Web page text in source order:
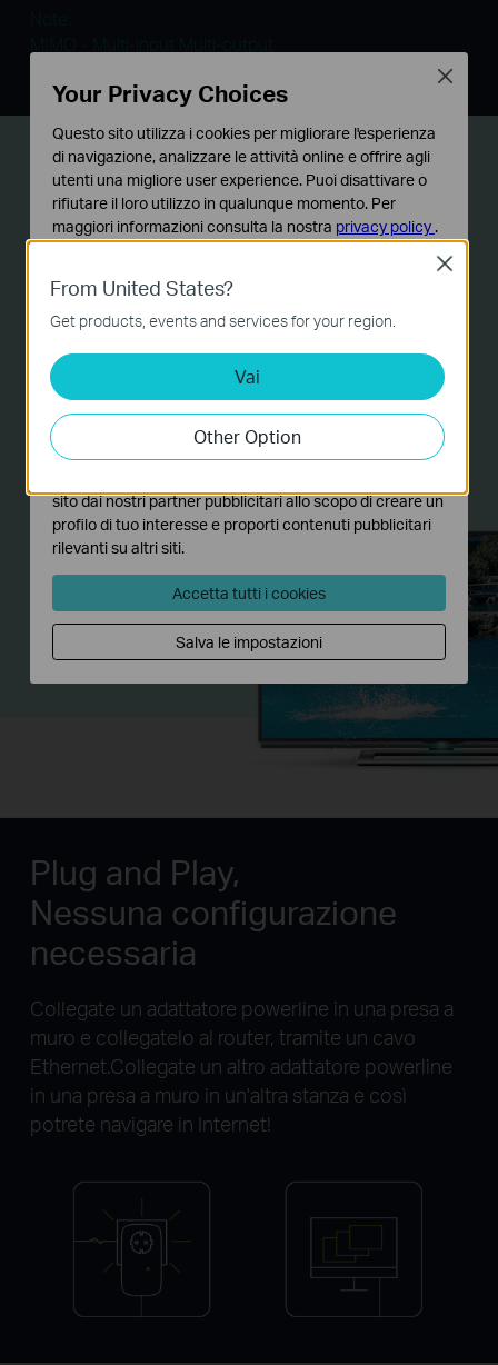
Porta Gigabitper
massimizzare la connettività
PA8010P KIT consente di collegare un
dispositivo ad alta intensità di banda e garantisce
la trasmissione fluida di molteplici video
streaming HD.
Plug and Play,
Nessuna configurazione
necessaria
Collegate un adattatore powerline in una presa a
muro e collegatelo al router, tramite un cavo
Ethernet.Collegate un altro adattatore powerline
in una presa a muro in un'altra stanza e così
potrete navigare in Internet!
From United States?
Get products, events and services for your region.
Vai
Other Option
Close
Your Privacy Choices
Questo sito utilizza i cookies per migliorare l'esperienza
di navigazione, analizzare le attività online e offrire agli
utenti una migliore user experience. Puoi disattivare o
rifiutare il loro utilizzo in qualunque momento. Per
maggiori informazioni consulta la nostra privacy policy .
Questi cookies sono necessari per il corretto
funzionamento del sito e non possono essere disattivati
nel tuo sistema.
Analytics e Marketing Cookies
I cookies analitici ci permettono di analizzare le tue
attività sul nostro sito allo scopo di migliorarne le
funzionalità.
sito dai nostri partner pubblicitari allo scopo di creare un
profilo di tuo interesse e proporti contenuti pubblicitari
rilevanti su altri siti.
Accetta tutti i cookies
Salva le impostazioni
Close